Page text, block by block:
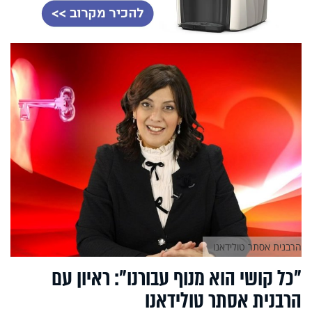
"כל קושי הוא מנוף עבורנו": ראיון עם
הרבנית אסתר טולידאנו
הרבנית אסתר טולידאנו